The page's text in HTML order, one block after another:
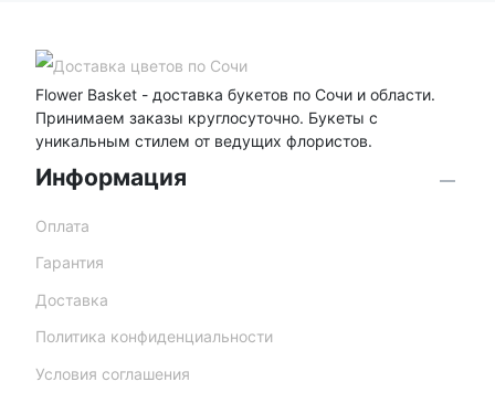
Flower Basket - доставка букетов по Сочи и области.
Принимаем заказы круглосуточно. Букеты с
уникальным стилем от ведущих флористов.
Информация
Оплата
Гарантия
Доставка
Политика конфиденциальности
Условия соглашения